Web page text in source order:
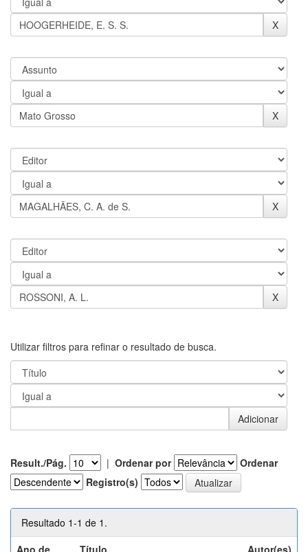
Utilizar filtros para refinar o resultado de busca.
Result./Pág. | Ordenar por
Ordenar
Registro(s)
Resultado 1-1 de 1.
Ano de
Título Autor(es)